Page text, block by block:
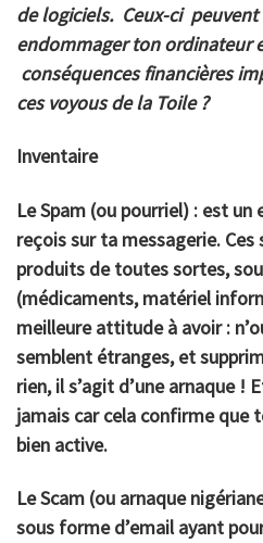
de logiciels. Ceux-ci
endommager ton ordinateur
conséquences financières
ces voyous de la Toile ?
Inventaire
LeSpam (ou pourriel) : est un
reçois sur ta messagerie.
produits de toutes sortes,
(médicaments, matériel
meilleure attitude à avoir :
semblent étranges, et
rien, il s’agit d’une arnaque !
jamais car cela confirme que
bien active.
LeScam (ou arnaque
sous forme d’email ayant